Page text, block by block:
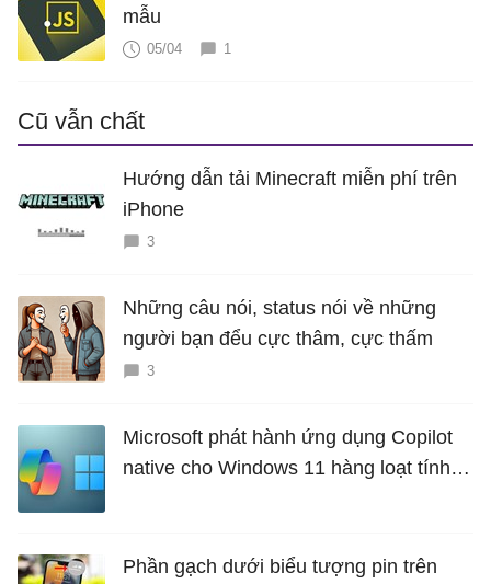
mẫu
05/04 1
Cũ vẫn chất
Hướng dẫn tải Minecraft miễn phí trên
iPhone
3
Những câu nói, status nói về những
người bạn đểu cực thâm, cực thấm
3
Microsoft phát hành ứng dụng Copilot
native cho Windows 11 hàng loạt tính
Phần gạch dưới biểu tượng pin trên